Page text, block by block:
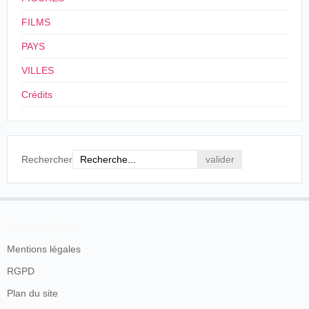
militaires.
<22>/05/1906
FILMS
PAYS
VILLES
Crédits
Rechercher
Mentions légales
RGPD
Plan du site